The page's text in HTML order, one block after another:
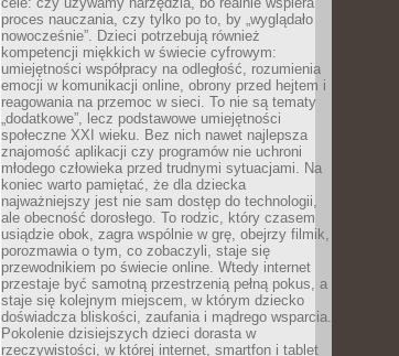
proces nauczania, czy tylko po to, by „wyglądało
nowocześnie”. Dzieci potrzebują również
kompetencji miękkich w świecie cyfrowym:
umiejętności współpracy na odległość, rozumienia
emocji w komunikacji online, obrony przed hejtem i
reagowania na przemoc w sieci. To nie są tematy
„dodatkowe”, lecz podstawowe umiejętności
społeczne XXI wieku. Bez nich nawet najlepsza
znajomość aplikacji czy programów nie uchroni
młodego człowieka przed trudnymi sytuacjami. Na
koniec warto pamiętać, że dla dziecka
najważniejszy jest nie sam dostęp do technologii,
ale obecność dorosłego. To rodzic, który czasem
usiądzie obok, zagra wspólnie w grę, obejrzy filmik,
porozmawia o tym, co zobaczyli, staje się
przewodnikiem po świecie online. Wtedy internet
przestaje być samotną przestrzenią pełną pokus, a
staje się kolejnym miejscem, w którym dziecko
doświadcza bliskości, zaufania i mądrego wsparcia.
Pokolenie dzisiejszych dzieci dorasta w
rzeczywistości, w której internet, smartfon i tablet